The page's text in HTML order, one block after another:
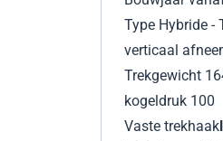
Type Hybride -
verticaal
Trekgewicht
kogeldruk 100
Vaste trekhaak